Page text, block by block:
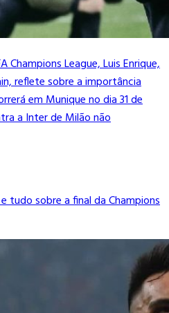
Champions League, Luis Enrique,
reflete sobre a importância
em Munique no dia 31 de
a Inter de Milão não
tudo sobre a final da Champions